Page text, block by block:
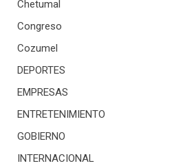
Chetumal
Congreso
Cozumel
DEPORTES
EMPRESAS
ENTRETENIMIENTO
GOBIERNO
INTERNACIONAL